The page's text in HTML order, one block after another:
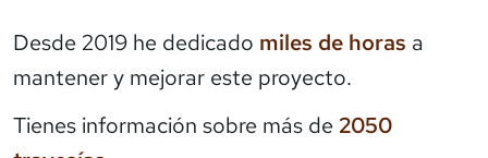
Desde 2019 he dedicado miles de horas a
mantener y mejorar este proyecto.
Tienes información sobre más de 2050